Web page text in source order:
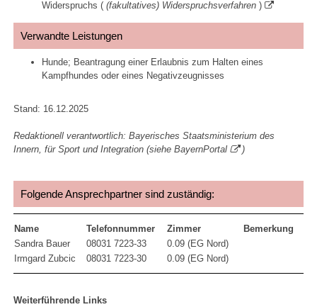
Widerspruchs ((fakultatives) Widerspruchsverfahren )
Verwandte Leistungen
Hunde; Beantragung einer Erlaubnis zum Halten eines
Kampfhundes oder eines Negativzeugnisses
Stand: 16.12.2025
Redaktionell verantwortlich: Bayerisches Staatsministerium des
Innern, für Sport und Integration (sieheBayernPortal )
Folgende Ansprechpartner sind zuständig:
Name Telefonnummer Zimmer
Bemerkung
Sandra Bauer
08031 7223-33
0.09 (EG Nord)
Irmgard Zubcic
08031 7223-30 0.09 (EG Nord)
Weiterführende Links